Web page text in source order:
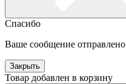
Спасибо
Ваше сообщение отправлено
Закрыть
Товар добавлен в корзину